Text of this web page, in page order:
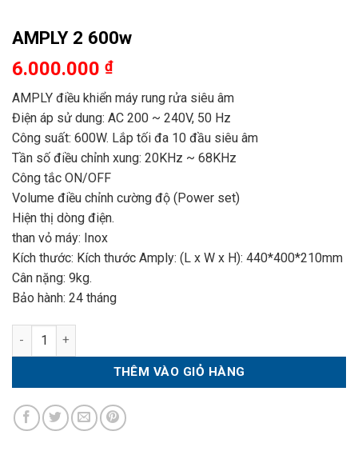
AMPLY 2 600w
6.000.000 ₫
AMPLY điều khiển máy rung rửa siêu âm
Điện áp sử dung: AC 200 ~ 240V, 50 Hz
Công suất: 600W. Lắp tối đa 10 đầu siêu âm
Tần số điều chỉnh xung: 20KHz ~ 68KHz
Công tắc ON/OFF
Volume điều chỉnh cường độ (Power set)
Hiện thị dòng điện.
than vỏ máy: Inox
Kích thước: Kích thước Amply: (L x W x H): 440*400*210mm
Cân nặng: 9kg.
Bảo hành: 24 tháng
AMPLY 2 600w số lượng
THÊM VÀO GIỎ HÀNG